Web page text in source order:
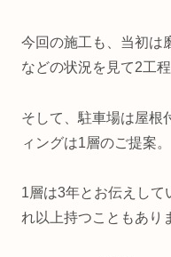
今回の施工も、当初は
などの状況を見て2工
そして、駐車場は屋根
ィングは1層のご提案。
1層は3年とお伝えして
れ以上持つこともあり